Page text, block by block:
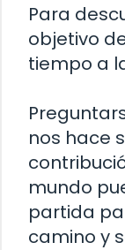
Para
objetivo
tiempo a
nos hace
mundo
partida
camino y